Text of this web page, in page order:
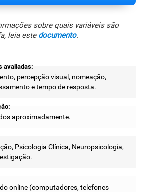
sobre quais variáveis são
leia este documento.
avaliadas:
percepção visual, nomeação,
e tempo de resposta.
aproximadamente.
Psicologia Clínica, Neuropsicologia,
online (computadores, telefones